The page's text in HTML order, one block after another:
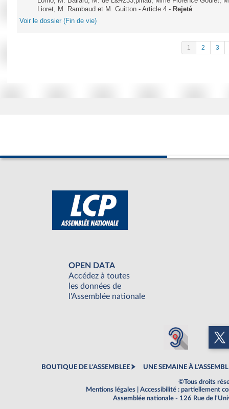
Lioret, M. Rambaud et M. Guitton - Article 4 - Rejeté
Voir le dossier (Fin de vie)
1 2 3
OPEN DATA
Accédez à toutes
les données de
l'Assemblée nationale
BOUTIQUE DE L'ASSEMBLEE UNE SEMAINE À
©Tous droits
Mentions légales
Accessibilité : partiellement
Assemblée nationale - 126 Rue de